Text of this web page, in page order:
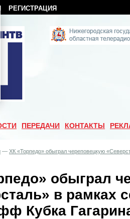
РЕГИСТРАЦИЯ
ПЕРЕДАЧИ КОНТАКТЫ
— ХК «Торпедо» обыграл череповецкую
обыграл
в рамках
Кубка